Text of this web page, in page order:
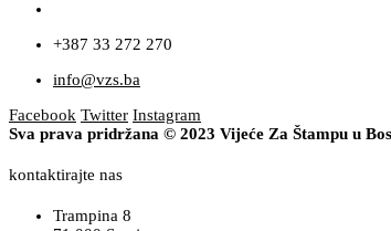
+387 33 272 270
info@vzs.ba
Facebook Twitter Instagram
Sva prava pridržana © 2023 Vijeće Za Štampu u
kontaktirajte nas
Trampina 8